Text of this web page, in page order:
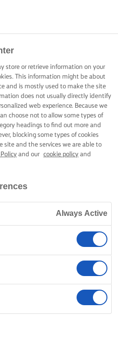
store or retrieve information on your
This information might be about
and is mostly used to make the site
does not usually directly identify
web experience. Because we
choose not to allow some types of
headings to find out more and
blocking some types of cookies
site and the services we are able to
and our cookie policy and
Always Active